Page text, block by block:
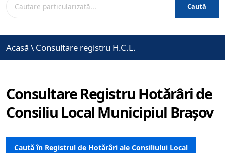
Caută
Acasă \ Consultare registru H.C.L.
Consultare Registru Hotărâri de
Consiliu Local Municipiul Brașov
Caută în Registrul de Hotărâri ale Consiliului Local